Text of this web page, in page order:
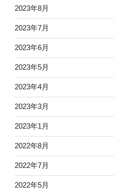
2023年8月
2023年7月
2023年6月
2023年5月
2023年4月
2023年3月
2023年1月
2022年8月
2022年7月
2022年5月